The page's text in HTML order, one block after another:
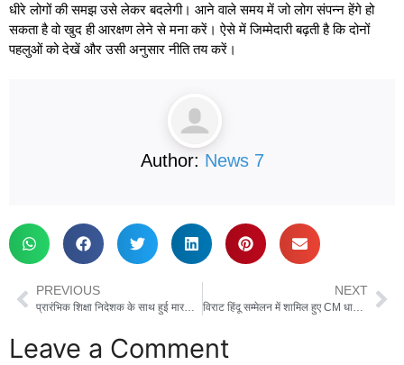
धीरे लोगों की समझ उसे लेकर बदलेगी। आने वाले समय में जो लोग संपन्न हेंगे हो
सकता है वो खुद ही आरक्षण लेने से मना करें। ऐसे में जिम्मेदारी बढ़ती है कि दोनों
पहलुओं को देखें और उसी अनुसार नीति तय करें।
Author: News 7
PREVIOUS
प्रारंभिक शिक्षा निदेशक के साथ हुई मारपीट मामले में हरक सिंह रावत ने की भाजपा विधायक उमेश शर्मा काऊ की गिरफ्तारी की मांग, भाजपा में भी उठी आवाज
NEXT
विराट हिंदू सम्मेलन में शामिल हुए CM धामी, हिंदू एकता और सांस्कृतिक गौरव पर दिया जोर
Leave a Comment